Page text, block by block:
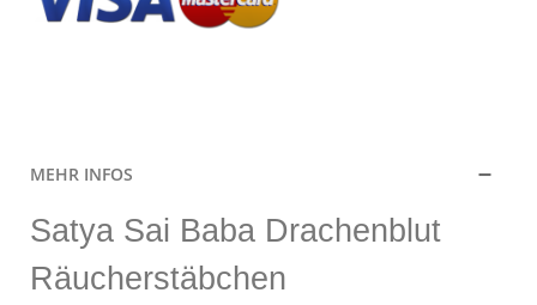
MEHR INFOS
Satya Sai Baba Drachenblut
Räucherstäbchen